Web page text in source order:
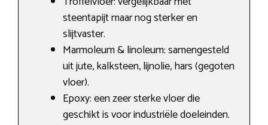
steentapijt maar nog sterker en
slijtvaster.
Marmoleum & linoleum: samengesteld
uit jute, kalksteen, lijnolie, hars (gegoten
vloer).
Epoxy: een zeer sterke vloer die
geschikt is voor industriële doeleinden.